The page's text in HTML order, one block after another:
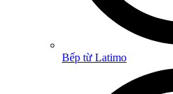
Bếp từ Latimo